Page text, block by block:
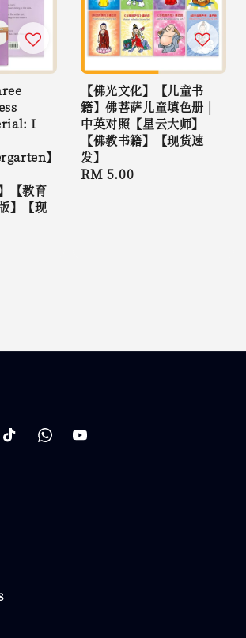
I
】
【教育
】【现
【佛光文化】【儿童书
籍】佛菩萨儿童填色册 |
中英对照【星云大师】
【佛教书籍】【现货速
发】
Regular
RM 5.00